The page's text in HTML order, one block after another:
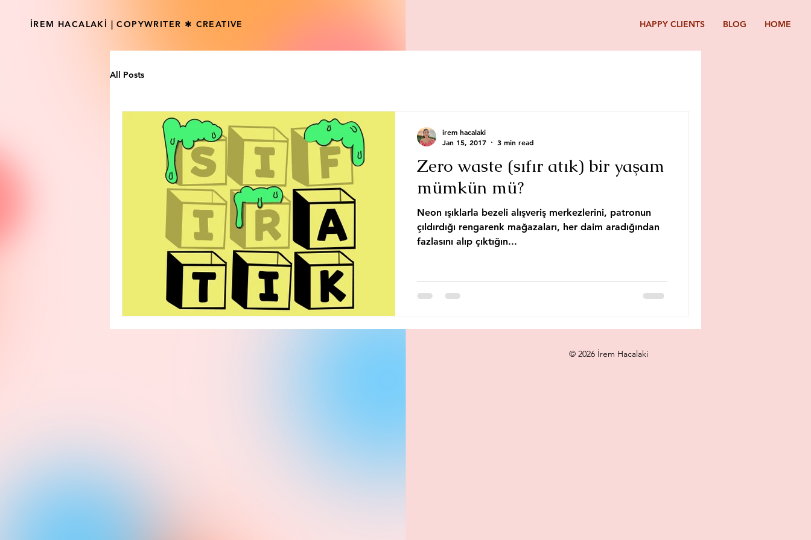
İREM HACALAKİ | COPYWRITER ✱ CREATIVE HAPPY CLIENTS BLOG HOME
All Posts
Zero waste (sıfır atık) bir yaşam
mümkün mü?
Neon ışıklarla bezeli alışveriş merkezlerini, patronun
çıldırdığı rengarenk mağazaları, her daim aradığından
fazlasını alıp çıktığın...
irem hacalaki
Jan 15, 2017
3 min read
© 2026 İrem Hacalaki